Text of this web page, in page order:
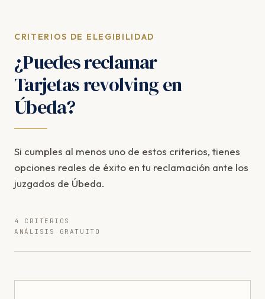
CRITERIOS DE ELEGIBILIDAD
¿Puedes reclamar
Tarjetas revolving en
Úbeda?
Si cumples al menos uno de estos criterios, tienes
opciones reales de éxito en tu reclamación ante los
juzgados de Úbeda.
4 CRITERIOS
ANÁLISIS GRATUITO